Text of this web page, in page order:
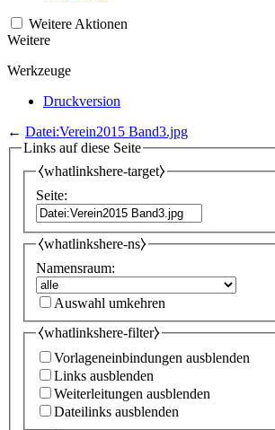
Weitere Aktionen
Weitere
Werkzeuge
Druckversion
← Datei:Verein2015 Band3.jpg
Links auf diese Seite
⧼whatlinkshere-target⧽
Seite:
⧼whatlinkshere-ns⧽
Namensraum:
Auswahl umkehren
⧼whatlinkshere-filter⧽
Vorlageneinbindungen ausblenden
Links ausblenden
Weiterleitungen ausblenden
Dateilinks ausblenden